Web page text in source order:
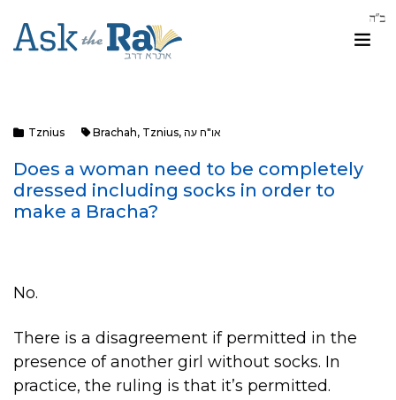
Tznius Brachah, Tznius, או"ח עה
Does a woman need to be completely
dressed including socks in order to
make a Bracha?
No.
There is a disagreement if permitted in the
presence of another girl without socks. In
practice, the ruling is that it’s permitted.